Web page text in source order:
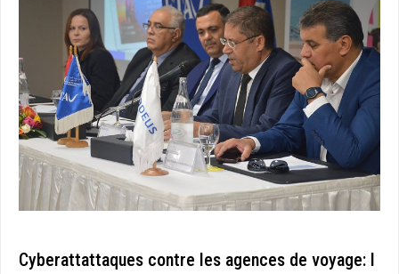
Cyberattattaques contre les agences de voyage: l